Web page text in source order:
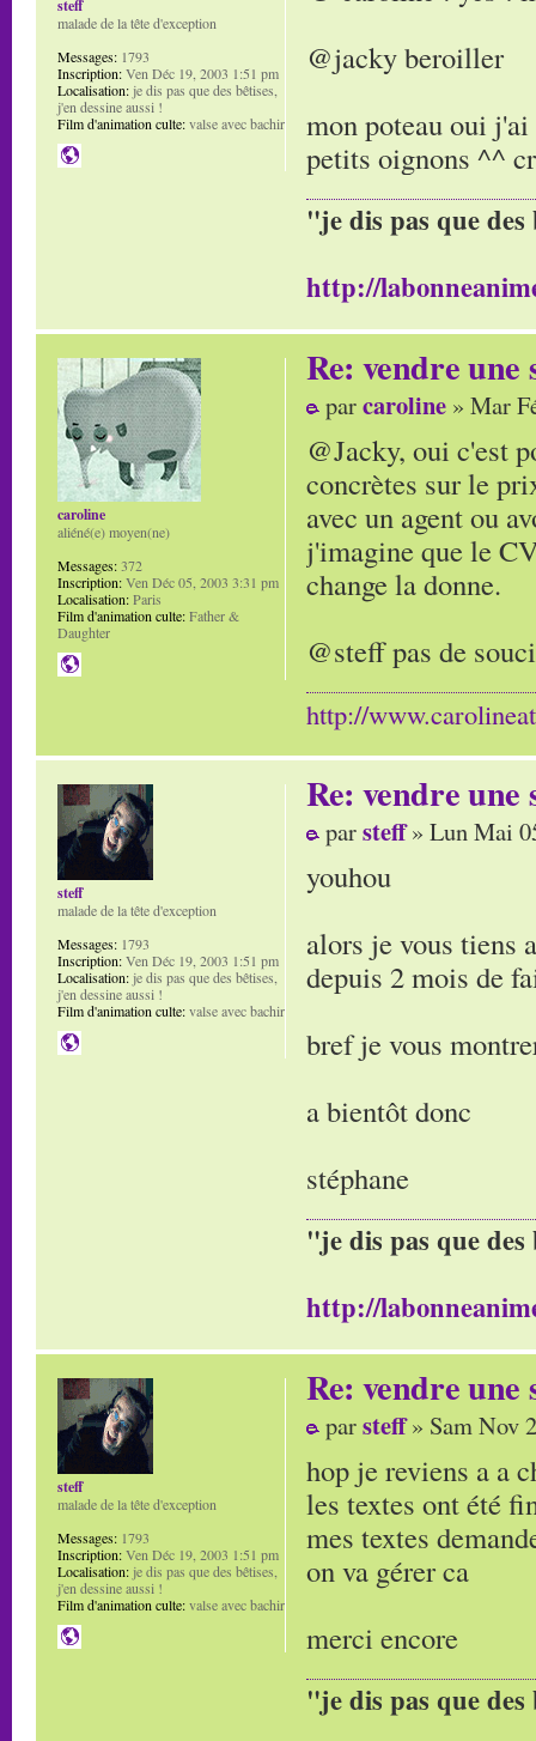
@jacky beroiller
mon poteau oui
petits oignons ^^
"je dis pas que
http://
steff
malade de la tête d'exception
Messages: 1793
Inscription:Ven Déc 19, 2003 1:51 pm
Localisation:je dis pas que des bêtises,
j'en dessine aussi !
Film d'animation culte:valse avec bachir
Re: vendre une
parcaroline » Mar
@Jacky, oui c'est
concrètes sur le
avec un agent ou
j'imagine que le
change la donne.
@steff pas de
http://
caroline
aliéné(e) moyen(ne)
Messages:372
Inscription:Ven Déc 05, 2003 3:31 pm
Localisation:Paris
Film d'animation culte:Father &
Daughter
Re: vendre une
parsteff» Lun Mai
youhou
alors je vous tiens
depuis 2 mois de
bref je vous
a bientôt donc
stéphane
"je dis pas que
http://
steff
malade de la tête d'exception
Messages: 1793
Inscription:Ven Déc 19, 2003 1:51 pm
Localisation:je dis pas que des bêtises,
j'en dessine aussi !
Film d'animation culte:valse avec bachir
Re: vendre une
parsteff» Sam Nov
hop je reviens a a
les textes ont été
mes textes
on va gérer ca
merci encore
"je dis pas que
steff
malade de la tête d'exception
Messages: 1793
Inscription:Ven Déc 19, 2003 1:51 pm
Localisation: je dis pas que des bêtises,
j'en dessine aussi !
Film d'animation culte:valse avec bachir